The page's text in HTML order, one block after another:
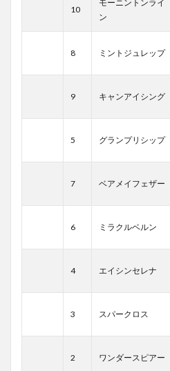
10
モーニントンライ
ン
8 ミントジュレップ
9 キャンアイシング
5 グランプリシップ
7 ベアメイフェザー
6 ミラクルベルン
4 エイシンセレナ
3 スパークロス
2 ワンダースピアー